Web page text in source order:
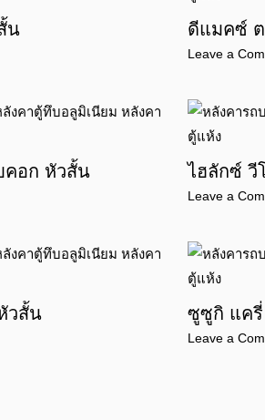
น ดีแมคซ์
Leave a
คอก หัวสั้น ไฮลักซ์ วี
Leave a
วสั้น ซูซูกิ แครี่
Leave a